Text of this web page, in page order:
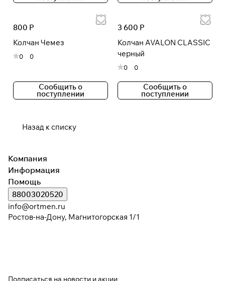
800 Р
Колчан Чемез
0 0
Сообщить о
поступлении
3 600 Р
Колчан AVALON CLASSIC
черный
0 0
Сообщить о
поступлении
Назад к списку
Компания
Информация
Помощь
88003020520
info@ortmen.ru
Ростов-на-Дону, Магнитогорская 1/1
Подписаться на новости и акции